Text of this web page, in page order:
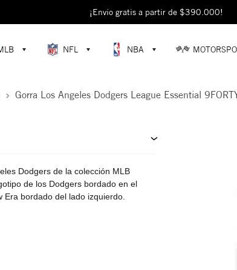
¡Envío gratis a partir de $390.000!
¡Descubre colecciones exclusivas en la tienda oficial de New
NFL NBA
Gorra Los Angeles Dodgers League Essential
Dodgers de la colección MLB
de los Dodgers bordado en el
bordado del lado izquierdo.